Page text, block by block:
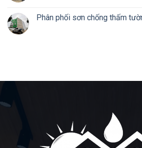
Phân phối sơn chống thấm